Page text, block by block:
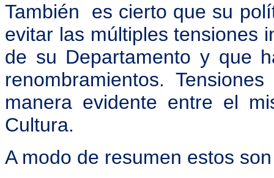
También es cierto que su
evitar las múltiples tensiones
de su Departamento y que
renombramientos.
manera evidente entre el
Cultura.
A modo de resumen estos